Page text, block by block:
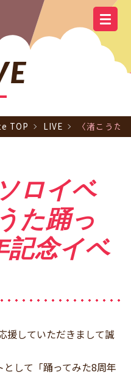
SITE TOP
DISCOGRAPHY
OFFICIAL LINE
TOP LIVE 〈渚こうた
ロイベ
た踊っ
記念イベ
援していただきまして誠
して「踊ってみた8周年